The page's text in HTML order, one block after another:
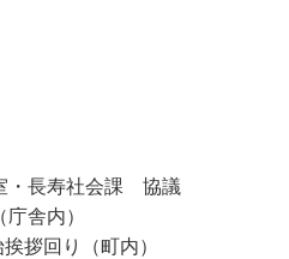
長寿社会課 協議
舎内）
拶回り（町内）